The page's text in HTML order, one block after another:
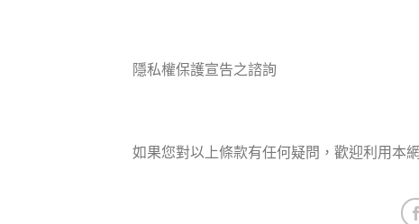
隱私權保護宣告之諮詢
如果您對以上條款有任何疑問，歡迎利用本